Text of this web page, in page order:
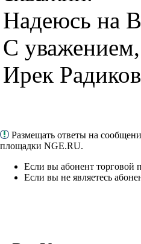
Надеюсь на
С уважением,
Ирек
Размещать ответы на
площадки NGE.RU.
Если вы абонент торговой
Если вы не являетесь